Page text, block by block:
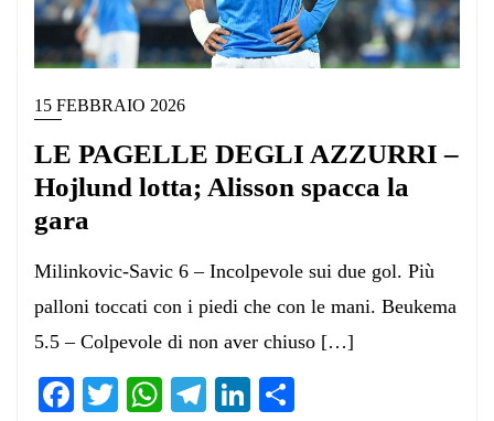
15 FEBBRAIO 2026
LE PAGELLE DEGLI AZZURRI –
Hojlund lotta; Alisson spacca la
gara
Milinkovic-Savic 6 – Incolpevole sui due gol. Più
palloni toccati con i piedi che con le mani. Beukema
5.5 – Colpevole di non aver chiuso […]
Facebook
TwitterWhatsApp
Telegram
LinkedIn